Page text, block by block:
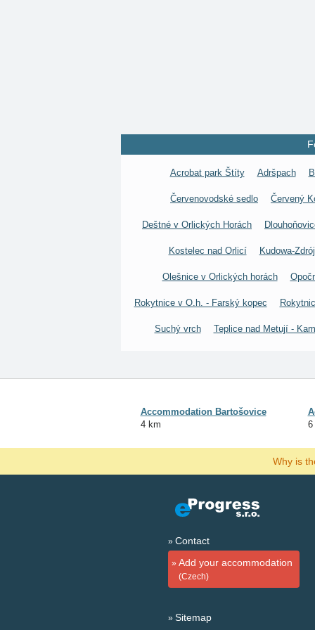
Acrobat park Štíty Adršpach
Červenovodské sedlo Červený
Deštné v Orlických Horách
Kostelec nad Orlicí Kudowa-Zdrój
Olešnice v Orlických horách
Rokytnice v O.h. - Farský kopec
Suchý vrch Teplice nad Metují -
Accommodation Bartošovice
4 km
6
Why is
Contact
Add your accommodation
(Czech)
Sitemap